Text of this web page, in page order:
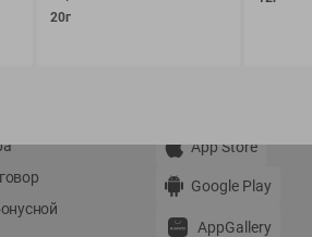
App Store
Google Play
AppGallery
20г